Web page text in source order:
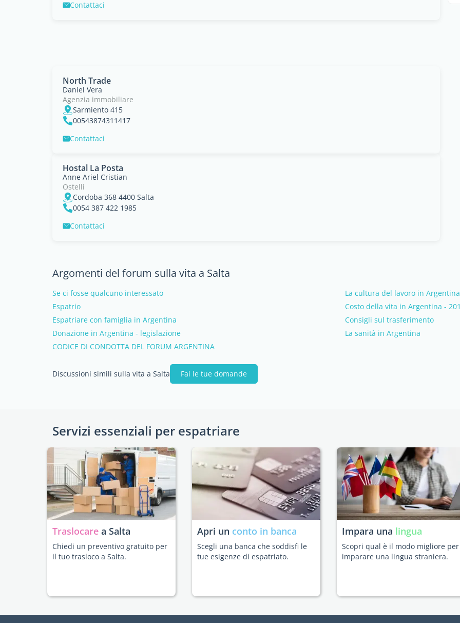
Contattaci
North Trade
Daniel Vera
Agenzia immobiliare
Sarmiento 415
00543874311417
Contattaci
Hostal La Posta
Anne Ariel Cristian
Ostelli
Cordoba 368 4400 Salta
0054 387 422 1985
Contattaci
Argomenti del forum sulla vita a Salta
Se ci fosse qualcuno interessato
La cultura del lavoro in Argentina
Espatrio
Costo della vita in Argentina -
Espatriare con famiglia in Argentina
Consigli sul trasferimento
Donazione in Argentina - legislazione
La sanità in Argentina
CODICE DI CONDOTTA DEL FORUM ARGENTINA
Discussioni simili sulla vita a Salta Fai le tue domande
Servizi essenziali per espatriare
Traslocare a Salta
Chiedi un preventivo gratuito per
il tuo trasloco a Salta.
Apri un conto in banca
Scegli una banca che soddisfi le
tue esigenze di espatriato.
Impara una lingua
Scopri qual è il modo migliore per
imparare una lingua straniera.